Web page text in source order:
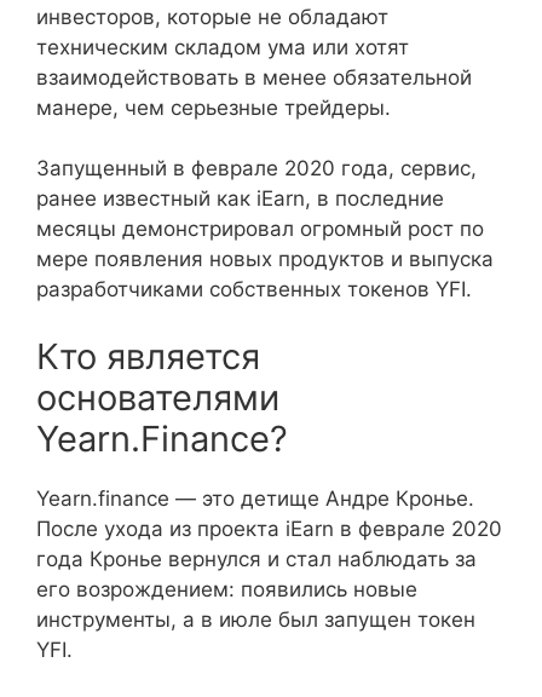
инвесторов, которые не обладают
техническим складом ума или хотят
взаимодействовать в менее обязательной
манере, чем серьезные трейдеры.
Запущенный в феврале 2020 года, сервис,
ранее известный как iEarn, в последние
месяцы демонстрировал огромный рост по
мере появления новых продуктов и выпуска
разработчиками собственных токенов YFI.
Кто является
основателями
Yearn.Finance?
Yearn.finance — это детище Андре Кронье.
После ухода из проекта iEarn в феврале 2020
года Кронье вернулся и стал наблюдать за
его возрождением: появились новые
инструменты, а в июле был запущен токен
YFI.